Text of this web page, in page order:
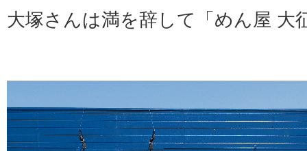
大塚さんは満を辞して「めん屋 大